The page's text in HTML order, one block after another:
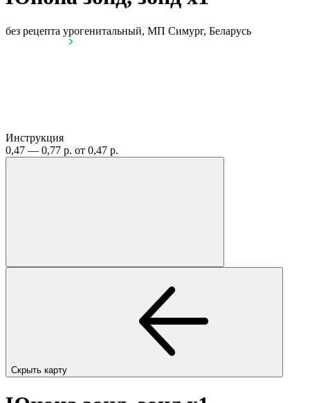
без рецепта урогенитальный, МП Симург, Беларусь
Инструкция
0,47 — 0,77 р. от 0,47 р.
Скрыть карту